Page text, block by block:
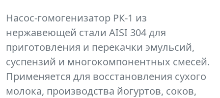
Насос-гомогенизатор РК-1 из
нержавеющей стали AISI 304 для
приготовления и перекачки эмульсий,
суспензий и многокомпонентных смесей.
Применяется для восстановления сухого
молока, производства йогуртов, соков,